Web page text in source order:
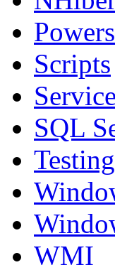
Scripts
SQL
Testing
WMI